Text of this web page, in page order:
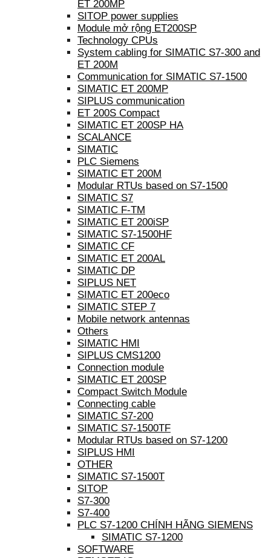
ET 200MP
SITOP power supplies
Module mở rộng ET200SP
Technology CPUs
System cabling for SIMATIC S7-300 and
ET 200M
Communication for SIMATIC S7-1500
SIMATIC ET 200MP
SIPLUS communication
ET 200S Compact
SIMATIC ET 200SP HA
SCALANCE
SIMATIC
PLC Siemens
SIMATIC ET 200M
Modular RTUs based on S7-1500
SIMATIC S7
SIMATIC F-TM
SIMATIC ET 200iSP
SIMATIC S7-1500HF
SIMATIC CF
SIMATIC ET 200AL
SIMATIC DP
SIPLUS NET
SIMATIC ET 200eco
SIMATIC STEP 7
Mobile network antennas
Others
SIMATIC HMI
SIPLUS CMS1200
Connection module
SIMATIC ET 200SP
Compact Switch Module
Connecting cable
SIMATIC S7-200
SIMATIC S7-1500TF
Modular RTUs based on S7-1200
SIPLUS HMI
OTHER
SIMATIC S7-1500T
SITOP
S7-300
S7-400
PLC S7-1200 CHÍNH HÃNG SIEMENS
SIMATIC S7-1200
SOFTWARE